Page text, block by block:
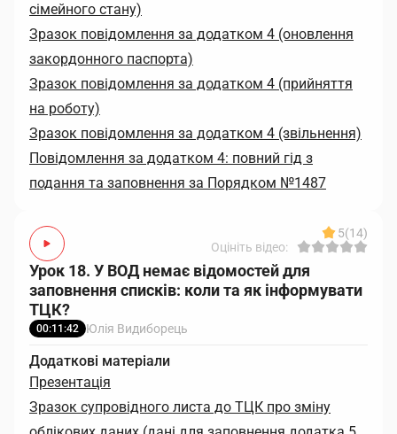
сімейного стану)
Зразок повідомлення за додатком 4 (оновлення
закордонного паспорта)
Зразок повідомлення за додатком 4 (прийняття
на роботу)
Зразок повідомлення за додатком 4 (звільнення)
Повідомлення за додатком 4: повний гід з
подання та заповнення за Порядком №1487
5(14)
Оцініть відео:
Урок 18. У ВОД немає відомостей для
заповнення списків: коли та як інформувати
ТЦК?
00:11:42 Юлія Видиборець
Додаткові матеріали
Презентація
Зразок супровідного листа до ТЦК про зміну